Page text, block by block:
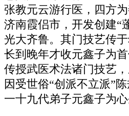
张教元云游行医，四方
济南霞侣市，开发创建“
光大齐鲁。其门技艺传
长到晚年才收元鑫子为
传授武医术法诸门技艺，
因受世俗“创派不立派”
一十九代弟子元鑫子为心